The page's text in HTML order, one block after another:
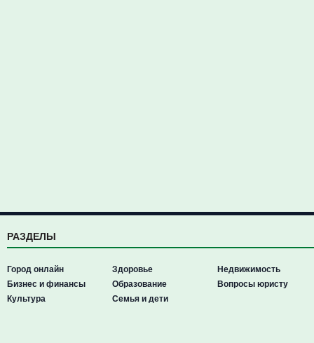
РАЗДЕЛЫ
Город онлайн
Бизнес и финансы
Культура
Здоровье
Образование
Семья и дети
Недвижимость
Вопросы юристу